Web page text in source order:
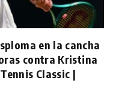
en la cancha
contra Kristina
Classic |